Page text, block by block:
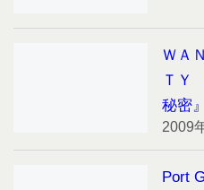
ＷＡ
ＴＹ
秘密』
2009
Port